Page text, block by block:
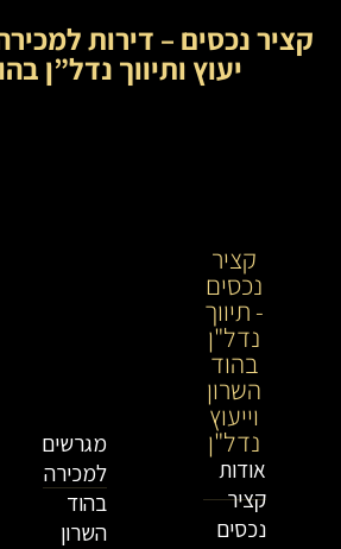
קציר נכסים – דירות
יעוץ ותיווך נדל”ן
קציר
נכסים
- תיווך
נדל"ן
בהוד
השרון
וייעוץ
נדל"ן
אודות
קציר
נכסים
מגרשים
למכירה
בהוד
השרון